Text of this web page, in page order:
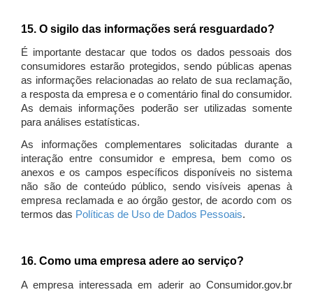
15. O sigilo das informações será resguardado?
É importante destacar que todos os dados pessoais dos
consumidores estarão protegidos, sendo públicas apenas
as informações relacionadas ao relato de sua reclamação,
a resposta da empresa e o comentário final do consumidor.
As demais informações poderão ser utilizadas somente
para análises estatísticas.
As informações complementares solicitadas durante a
interação entre consumidor e empresa, bem como os
anexos e os campos específicos disponíveis no sistema
não são de conteúdo público, sendo visíveis apenas à
empresa reclamada e ao órgão gestor, de acordo com os
termos das Políticas de Uso de Dados Pessoais.
16. Como uma empresa adere ao serviço?
A empresa interessada em aderir ao Consumidor.gov.br